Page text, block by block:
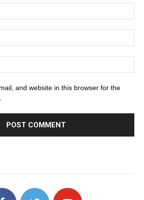
and website in this browser for the